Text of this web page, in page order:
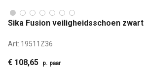
Sika Fusion veiligheidsschoen zwart
Art: 19511Z36
€ 108,65 p. paar